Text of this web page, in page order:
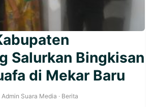
Salurkan Bingkisan
di Mekar Baru
Admin Suara Media · Berita